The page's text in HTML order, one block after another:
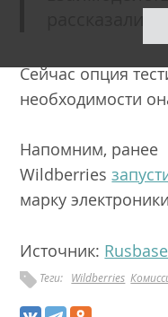
рассказали
Сейчас опция
необходимости
Напомним, ранее
Wildberries
марку
Источник: Rusbase
Теги: Wildberries